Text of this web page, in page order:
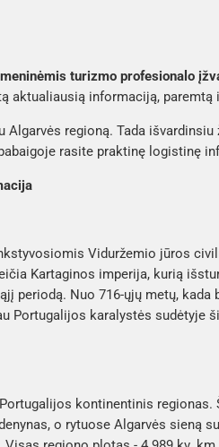
turizmo profesionalo
aktualiausią informaciją, paremtą
Algarvės regioną. Tada
rasite praktinę logistinę
Viduržemio jūros
Kartaginos imperija, kurią
periodą. Nuo 716-ųjų metų,
Portugalijos karalystės sudėtyje
kontinentinis
o rytuose Algarvės sieną